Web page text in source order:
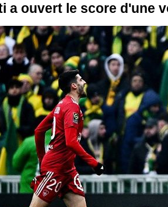
a ouvert le score d'une